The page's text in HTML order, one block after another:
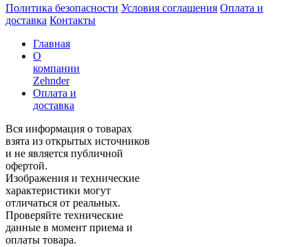
Политика безопасности Условия соглашения Оплата и
доставка Контакты
Главная
О
компании
Zehnder
Оплата и
доставка
Вся информация о товарах
взята из открытых источников
и не является публичной
офертой.
Изображения и технические
характеристики могут
отличаться от реальных.
Проверяйте технические
данные в момент приема и
оплаты товара.